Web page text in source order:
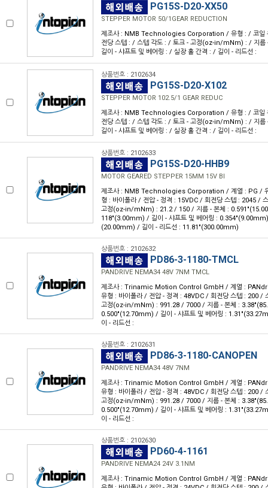
PG15S-D20-XX50
STEPPER MOTOR 50/1GEAR REDUCTION
제조사 : NMB Technologies Corporation / 유형 : / 코일
전당 스텝 : / 스텝 각도 : / 토크 - 고정(oz-in/mNm) : / 지름
길이 - 샤프트 및 베어링 : / 실장 홀 간격 : / 길이 - 리드선 :
상품번호 : 2102634
PG15S-D20-X102
STEPPER MOTOR 102.5/1 GEAR REDUC
제조사 : NMB Technologies Corporation / 유형 : / 코일
전당 스텝 : / 스텝 각도 : / 토크 - 고정(oz-in/mNm) : / 지름
길이 - 샤프트 및 베어링 : / 실장 홀 간격 : / 길이 - 리드선 :
상품번호 : 2102633
PG15S-D20-HHB9
MOTOR GEARED STEPPER 15MM 15V BI
제조사 : NMB Technologies Corporation / 계열 : PG /
형 : 바이폴라 / 전압 - 정격 : 15VDC / 회전당 스텝 : 2045 /
고정(oz-in/mNm) : 21.2 / 150 / 지름 - 본체 :
118"(3.00mm) / 길이 - 샤프트 및 베어링 :
(20.00mm) / 길이 - 리드선 : 11.81"(300.00mm)
상품번호 : 2102632
PD86-3-1180-TMCL
PANDRIVE NEMA34 48V 7NM TMCL
제조사 : Trinamic Motion Control GmbH / 계열 :
유형 : 바이폴라 / 전압 - 정격 : 48VDC / 회전당 스텝 : 200 /
고정(oz-in/mNm) : 991.28 / 7000 / 지름 - 본체 :
0.500"(12.70mm) / 길이 - 샤프트 및 베어링 :
이 - 리드선 :
상품번호 : 2102631
PD86-3-1180-CANOPEN
PANDRIVE NEMA34 48V 7NM
제조사 : Trinamic Motion Control GmbH / 계열 :
유형 : 바이폴라 / 전압 - 정격 : 48VDC / 회전당 스텝 : 200 /
고정(oz-in/mNm) : 991.28 / 7000 / 지름 - 본체 :
0.500"(12.70mm) / 길이 - 샤프트 및 베어링 :
이 - 리드선 :
상품번호 : 2102630
PD60-4-1161
PANDRIVE NEMA24 24V 3.1NM
제조사 : Trinamic Motion Control GmbH / 계열 :